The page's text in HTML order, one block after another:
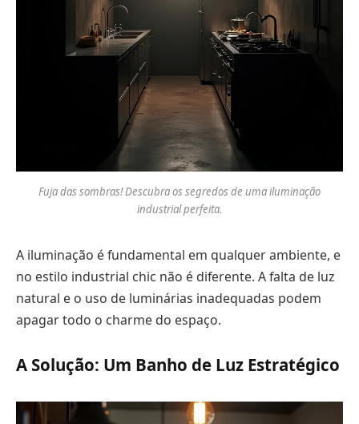
Fuja das sombras! Descubra os segredos de uma iluminação
industrial perfeita.
A iluminação é fundamental em qualquer ambiente, e
no estilo industrial chic não é diferente. A falta de luz
natural e o uso de luminárias inadequadas podem
apagar todo o charme do espaço.
A Solução: Um Banho de Luz Estratégico